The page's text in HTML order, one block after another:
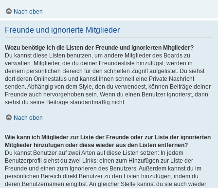
Nach oben
Freunde und ignorierte Mitglieder
Wozu benötige ich die Listen der Freunde und ignorierten Mitglieder?
Du kannst diese Listen benutzen, um andere Mitglieder des Boards zu
verwalten. Mitglieder, die du deiner Freundesliste hinzufügst, werden in
deinem persönlichen Bereich für den schnellen Zugriff aufgelistet. Du siehst
dort deren Onlinestatus und kannst ihnen schnell eine Private Nachricht
senden. Abhängig von dem Style, den du verwendest, können Beiträge deiner
Freunde auch hervorgehoben sein. Wenn du einen Benutzer ignorierst, dann
siehst du seine Beiträge standardmäßig nicht.
Nach oben
Wie kann ich Mitglieder zur Liste der Freunde oder zur Liste der ignorierten
Mitglieder hinzufügen oder diese wieder aus den Listen entfernen?
Du kannst Benutzer auf zwei Arten auf diese Listen setzen: In jedem
Benutzerprofil siehst du zwei Links: einen zum Hinzufügen zur Liste der
Freunde und einen zum Ignorieren des Benutzers. Außerdem kannst du im
persönlichen Bereich direkt Benutzer zu den Listen hinzufügen, indem du
deren Benutzernamen eingibst. An gleicher Stelle kannst du sie auch wieder